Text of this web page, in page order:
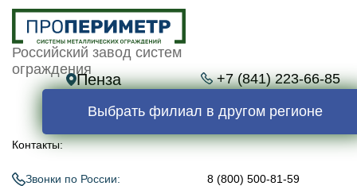
Российский завод систем
ограждения
Пенза +7 (841) 223-66-85
Выбрать филиал в другом регионе
Контакты:
Звонки по России: 8 (800) 500-81-59